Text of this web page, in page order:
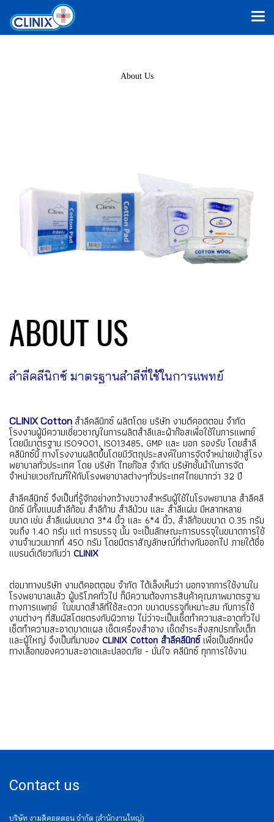
About Us
ABOUT US
สำลีคลีนิกซ์ มาตรฐานสำลีที่ใช้ในการแพทย์
CLINIX Cotton สำลีคลีนิกซ์ ผลิตโดย บริษัท งามดีคอตตอน จำกัด
โรงงานผู้มีความเชี่ยวชาญในการผลิตสำลีและผ้าก๊อสเพื่อใช้ในการแพทย์
โดยมีมาตรฐาน ISO9001, ISO13485, GMP และ มอก รองรับ โดยสำลี
คลีนิกซ์นี้ ทางโรงงานผลิตขึ้นโดยมีวัตถุประสงค์ในการจัดจำหน่ายเข้าสู่โรง
พยาบาลทั่วประเทศ โดย บริษัท ไทยก๊อส จำกัด บริษัทชั้นนำในการจัด
จำหน่ายเวชภัณฑ์ให้กับโรงพยาบาลต่างๆทั่วประเทศไทยมากว่า 32 ปี
สำลีคลีนิกซ์ จึงเป็นที่รู้จักอย่างกว้างขวางสำหรับผู้ใช้ในโรงพยาบาล สำลีคลี
นิกซ์ มีทั้งแบบสำลีก้อน สำลีก้าน สำลีม้วน และ สำลีแผ่น มีหลากหลาย
ขนาด เช่น สำลีแผ่นขนาด 3*4 นิ้ว และ 6*4 นิ้ว, สำลีก้อนขนาด 0.35 กรัม
จนถึง 1.40 กรัม แต่ การบรรจุ นั้น จะเป็นลักษณะการบรรจุในขนาดการใช้
งานจำนวนมากที่ 450 กรัม โดยมีตราสัญลักษณ์ที่ต่างกันออกไป ภายใต้ชื่อ
แบรนด์เดียวกันว่า CLINIX
ต่อมาทางบริษัท งามดีคอตตอน จำกัด ได้เล็งเห็นว่า นอกจากการใช้งานใน
โรงพยาบาลแล้ว ผู้บริโภคทั่วไป ก็มีความต้องการสินค้าคุณภาพมาตรฐาน
ทางการแพทย์ ในขนาดสำลีที่ใช้สะดวก ขนาดบรรจุที่เหมาะสม กับการใช้
งานต่างๆ ที่สัมผัสโดยตรงกับผิวกาย ไม่ว่าจะเป็นเช็ดทำความสะอาดทั่วไป
เช็ดทำความสะอาดบาดแผล เช็ดเครื่องสำอาง เช็ดชำระสิ่งสกปรกทั้งเด็ก
และผู้ใหญ่ จึงเป็นที่มาของ CLINIX Cotton สำลีคลีนิกซ์เพื่อเป็นอีกหนึ่ง
ทางเลือกของความสะอาดและปลอดภัย - มั่นใจ คลีนิกซ์ ทุกการใช้งาน
Contact us
บริษัท งามดีคอตตอน จำกัด (สำนักงานใหญ่)